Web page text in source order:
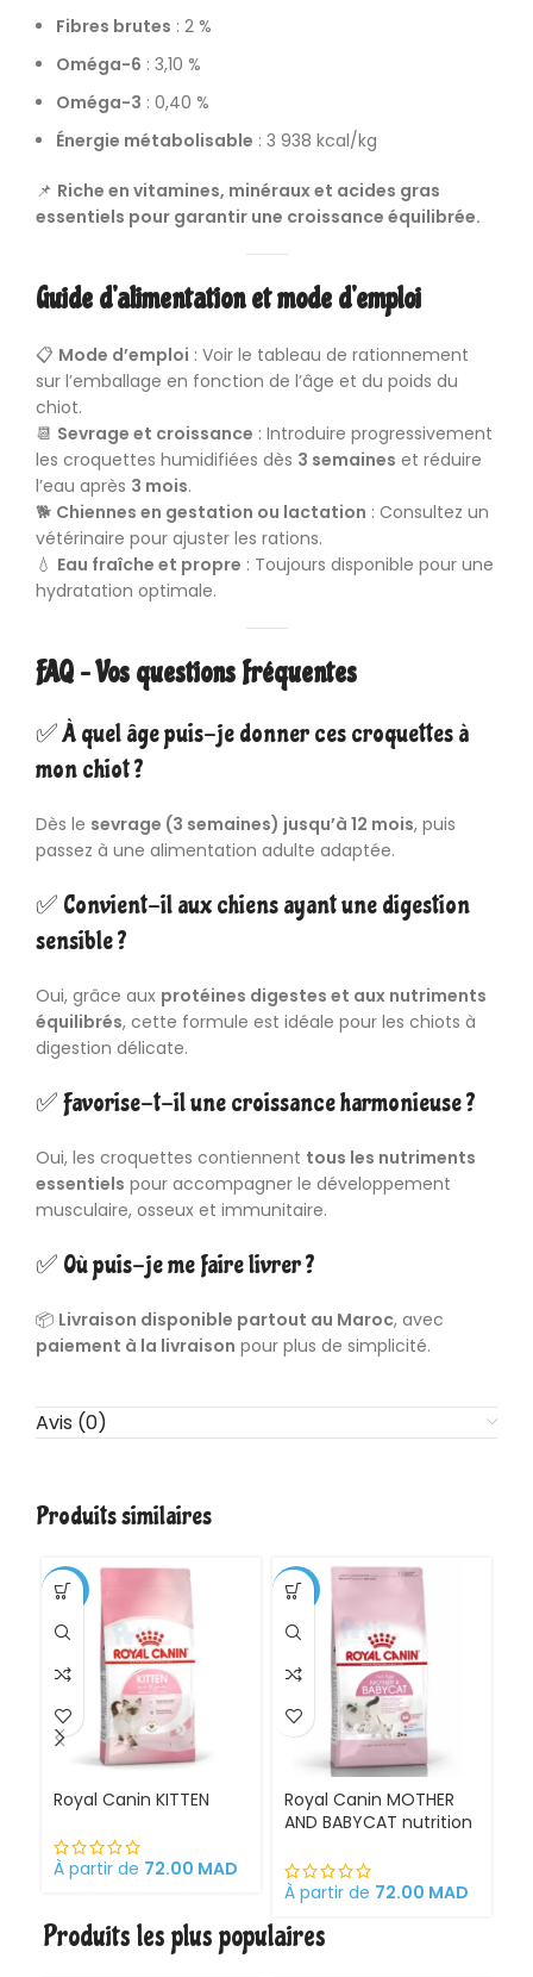
Fibres brutes : 2 %
Oméga-6 : 3,10 %
Oméga-3 : 0,40 %
Énergie métabolisable : 3 938 kcal/kg
📌 Riche en vitamines, minéraux et acides gras
essentiels pour garantir une croissance équilibrée.
Guide d’alimentation et mode d’emploi
📋 Mode d’emploi : Voir le tableau de rationnement
sur l’emballage en fonction de l’âge et du poids du
chiot.
📆 Sevrage et croissance : Introduire progressivement
les croquettes humidifiées dès 3 semaines et réduire
l’eau après 3 mois.
🐕 Chiennes en gestation ou lactation : Consultez un
vétérinaire pour ajuster les rations.
💧 Eau fraîche et propre : Toujours disponible pour une
hydratation optimale.
FAQ – Vos questions fréquentes
✅ À quel âge puis-je donner ces croquettes à
mon chiot ?
Dès le sevrage (3 semaines) jusqu’à 12 mois, puis
passez à une alimentation adulte adaptée.
✅ Convient-il aux chiens ayant une digestion
sensible ?
Oui, grâce aux protéines digestes et aux nutriments
équilibrés, cette formule est idéale pour les chiots à
digestion délicate.
✅ Favorise-t-il une croissance harmonieuse ?
Oui, les croquettes contiennent tous les nutriments
essentiels pour accompagner le développement
musculaire, osseux et immunitaire.
✅ Où puis-je me faire livrer ?
📦 Livraison disponible partout au Maroc, avec
paiement à la livraison pour plus de simplicité.
Avis (0)
Produits similaires
-1%
Royal Canin KITTEN
À partir de 72.00 MAD
-11%
Royal Canin MOTHER
AND BABYCAT nutrition
et ses chatons
Croquettes pour
gestantes/allaitantes
À partir de 72.00 MAD
Produits les plus populaires